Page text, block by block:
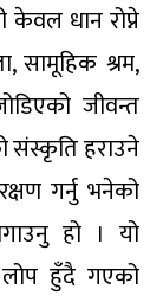
केवल धान रोप्ने
सामूहिक श्रम,
जीवन्त
संस्कृति हराउने
गर्नु भनेको
हो । यो
हुँदै गएको